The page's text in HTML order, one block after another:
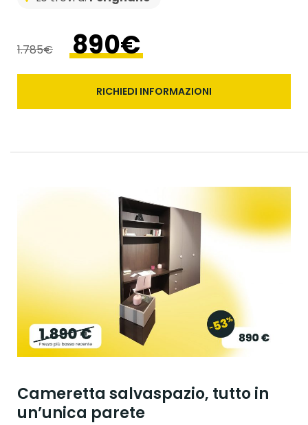
1.785€ 890€
RICHIEDI INFORMAZIONI
Cameretta salvaspazio, tutto in
un’unica parete